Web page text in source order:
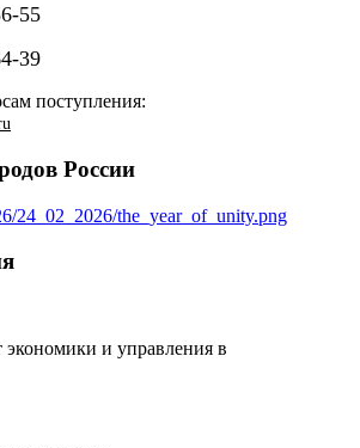
55
39
поступления:
России
и управления в